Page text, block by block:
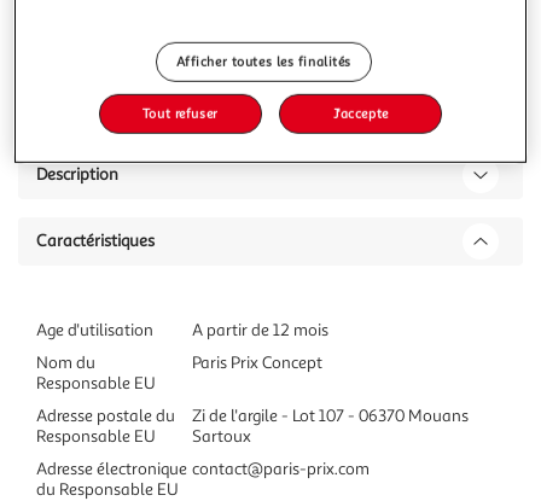
Description
Caractéristiques
Age d'utilisation
A partir de 12 mois
Nom du
Responsable EU
Paris Prix Concept
Adresse postale du
Responsable EU
Zi de l'argile - Lot 107 - 06370 Mouans
Sartoux
Adresse électronique
du Responsable EU
contact@paris-prix.com
Afficher toutes les finalités
Tout refuser J'accepte